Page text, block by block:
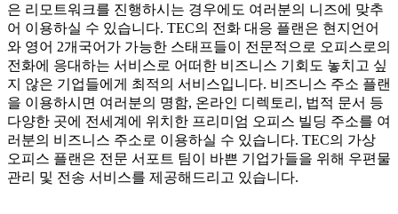
은 리모트워크를 진행하시는 경우에도 여러분의 니즈에 맞추
어 이용하실 수 있습니다. TEC의 전화 대응 플랜은 현지언어
와 영어 2개국어가 가능한 스태프들이 전문적으로 오피스로의
전화에 응대하는 서비스로 어떠한 비즈니스 기회도 놓치고 싶
지 않은 기업들에게 최적의 서비스입니다. 비즈니스 주소 플랜
을 이용하시면 여러분의 명함, 온라인 디렉토리, 법적 문서 등
다양한 곳에 전세계에 위치한 프리미엄 오피스 빌딩 주소를 여
러분의 비즈니스 주소로 이용하실 수 있습니다. TEC의 가상
오피스 플랜은 전문 서포트 팀이 바쁜 기업가들을 위해 우편물
관리 및 전송 서비스를 제공해드리고 있습니다.